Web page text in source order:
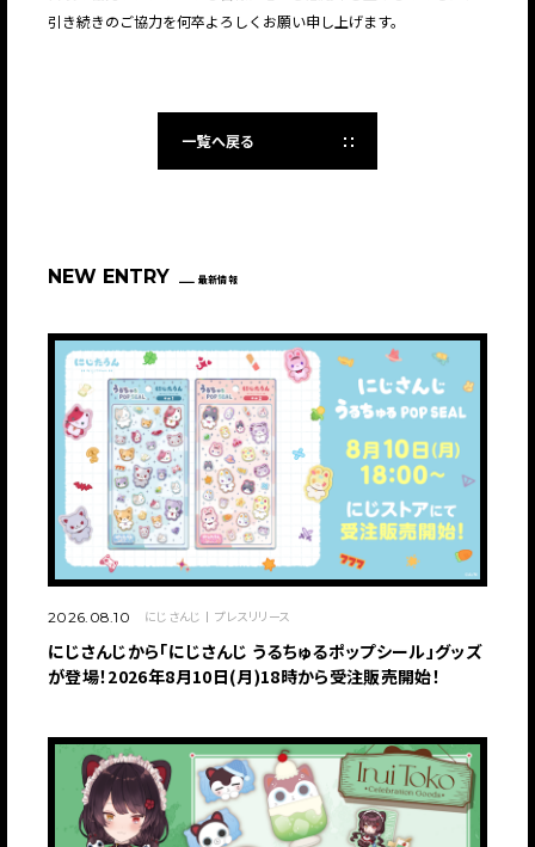
引き続きのご協力を何卒よろしくお願い申し上げます。
一覧へ戻る
NEW ENTRY 最新情報
2026.08.10 にじさんじ プレスリリース
にじさんじから「にじさんじ うるちゅるポップシール」グッズ
が登場！2026年8月10日(月)18時から受注販売開始！